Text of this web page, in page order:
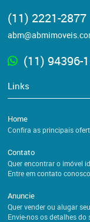
(11) 2221-2877
(11) 94396-
Links
Home
Confira as principais
Contato
Quer encontrar o imóvel
Entre em contato
Anuncie
Quer vender ou alugar
Envie-nos os detalhes do